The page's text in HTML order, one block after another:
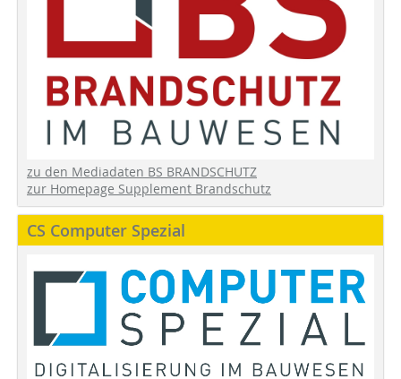
zu den Mediadaten BS BRANDSCHUTZ
zur Homepage Supplement Brandschutz
CS Computer Spezial